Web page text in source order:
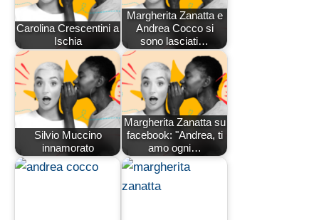
Carolina Crescentini a
Ischia
Margherita Zanatta e
Andrea Cocco si
sono lasciati…
Silvio Muccino
innamorato
Margherita Zanatta su
facebook: "Andrea, ti
amo ogni…